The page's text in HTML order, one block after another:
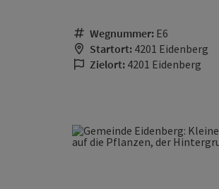
Wegnummer: E6
Startort: 4201 Eidenberg
Zielort: 4201 Eidenberg